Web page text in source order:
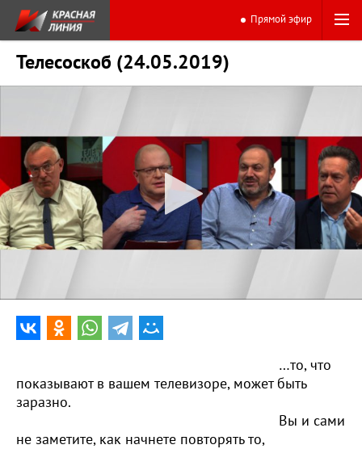
Прямой эфир
Телесоскоб (24.05.2019)
…то, что
показывают в вашем телевизоре, может быть
заразно.
Вы и сами
не заметите, как начнете повторять то,